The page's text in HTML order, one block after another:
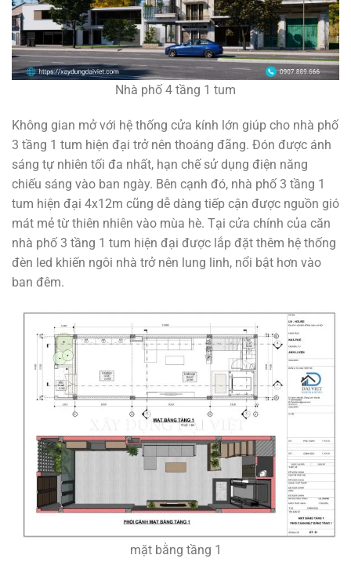
Nhà phố 4 tầng 1 tum
Không gian mở với hệ thống cửa kính lớn giúp cho nhà phố
3 tầng 1 tum hiện đại trở nên thoáng đãng. Đón được ánh
sáng tự nhiên tối đa nhất, hạn chế sử dụng điện năng
chiếu sáng vào ban ngày. Bên cạnh đó, nhà phố 3 tầng 1
tum hiện đại 4x12m cũng dễ dàng tiếp cận được nguồn gió
mát mẻ từ thiên nhiên vào mùa hè. Tại cửa chính của căn
nhà phố 3 tầng 1 tum hiện đại được lắp đặt thêm hệ thống
đèn led khiến ngôi nhà trở nên lung linh, nổi bật hơn vào
ban đêm.
mặt bằng tầng 1